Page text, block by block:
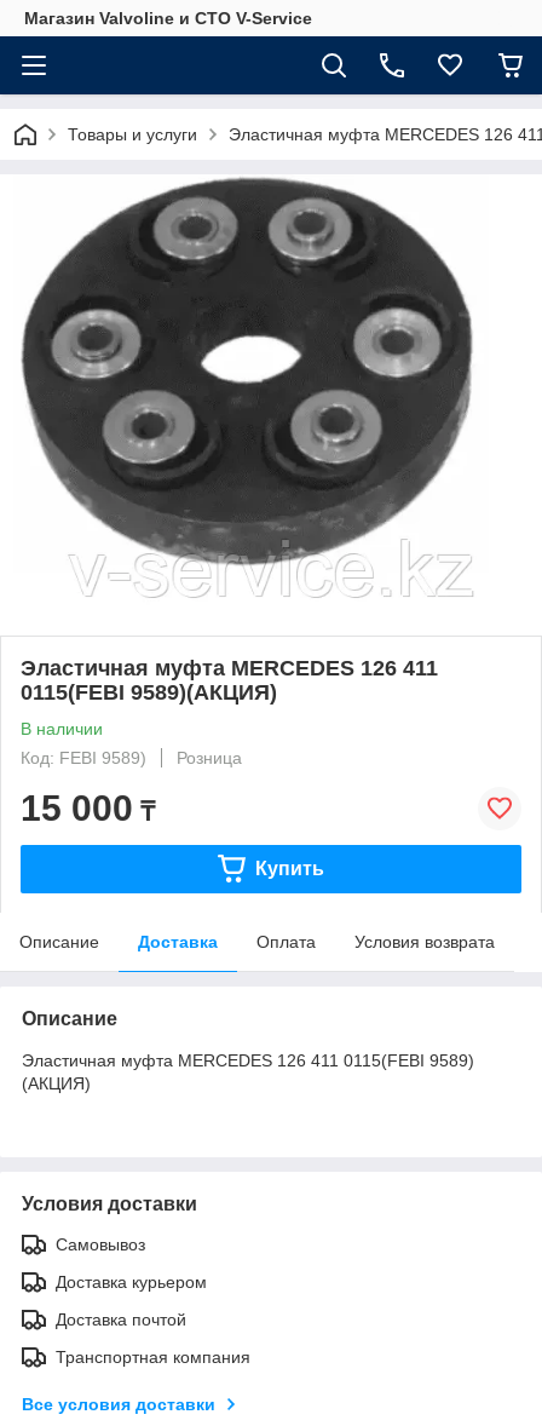
Магазин Valvoline и СТО V-Service
Товары и услуги Эластичная муфта MERCEDES 126
Эластичная муфта MERCEDES 126 411
0115(FEBI 9589)(АКЦИЯ)
В наличии
Код: FEBI 9589)
Розница
15 000 ₸
Купить
Описание Доставка Оплата Условия возврата
Описание
Эластичная муфта MERCEDES 126 411 0115(FEBI 9589)
(АКЦИЯ)
Условия доставки
Самовывоз
Доставка курьером
Доставка почтой
Транспортная компания
Все условия доставки